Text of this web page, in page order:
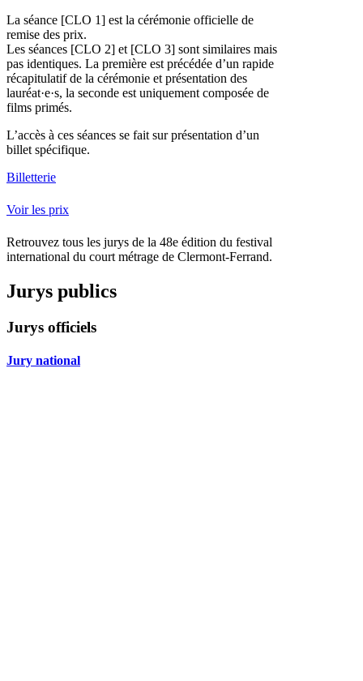
La séance [CLO 1] est la cérémonie officielle de
remise des prix.
Les séances [CLO 2] et [CLO 3] sont similaires mais
pas identiques. La première est précédée d’un rapide
récapitulatif de la cérémonie et présentation des
lauréat·e·s, la seconde est uniquement composée de
films primés.
L’accès à ces séances se fait sur présentation d’un
billet spécifique.
Billetterie
Voir les prix
Retrouvez tous les jurys de la 48e édition du festival
international du court métrage de Clermont-Ferrand.
Jurys publics
Jurys officiels
Jury national